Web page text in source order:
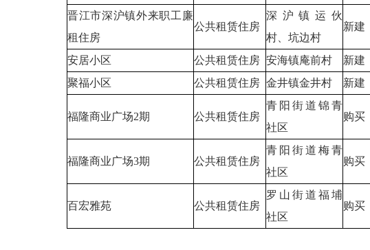
晋江市深沪镇外来职工廉
租住房
公共租赁住房
深沪镇运伙
村、坑边村
新建
安居小区 公共租赁住房 安海镇庵前村 新建
聚福小区
公共租赁住房 金井镇金井村 新建
福隆商业广场2期 公共租赁住房
青阳街道锦青
社区
购买
福隆商业广场3期 公共租赁住房
青阳街道梅青
社区
购买
百宏雅苑 公共租赁住房
罗山街道福埔
社区
购买